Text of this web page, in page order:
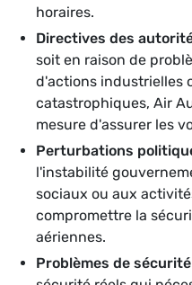
horaires.
Directives des
soit en raison de
d'actions industrielles
catastrophiques, Air
mesure d'assurer les
Perturbations
l'instabilité
sociaux ou aux
compromettre la
aériennes.
Problèmes de sécurité